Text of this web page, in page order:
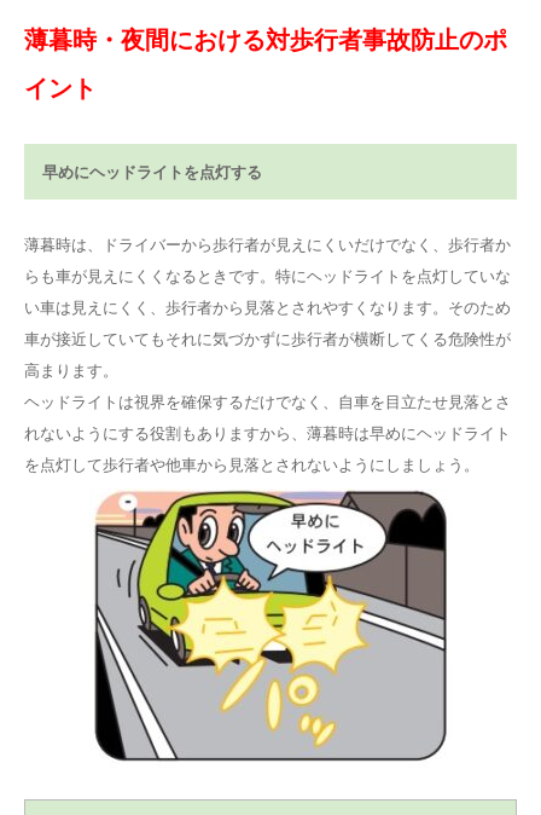
薄暮時・夜間における対歩行者事故防止のポ
イント
早めにヘッドライトを点灯する
薄暮時は、ドライバーから歩行者が見えにくいだけでなく、歩行者か
らも車が見えにくくなるときです。特にヘッドライトを点灯していな
い車は見えにくく、歩行者から見落とされやすくなります。そのため
車が接近していてもそれに気づかずに歩行者が横断してくる危険性が
高まります。
ヘッドライトは視界を確保するだけでなく、自車を目立たせ見落とさ
れないようにする役割もありますから、薄暮時は早めにヘッドライト
を点灯して歩行者や他車から見落とされないようにしましょう。